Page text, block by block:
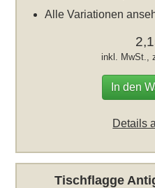
Alle Variationen
inkl. MwSt.,
In den
Details
Tischflagge